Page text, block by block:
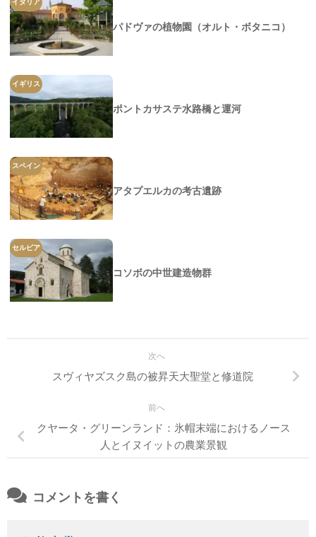
イタリア
パドヴァの植物園（オルト・ボタニコ）
イギリス
ポントカサステ水路橋と運河
スペイン
アタプエルカの考古遺跡
セルビア
コソボの中世建造物群
次へ
スヴィヤズスク島の被昇天大聖堂と修道院
前へ
クヤータ・グリーンランド：氷帽末端におけるノース
人とイヌイットの農業景観
コメントを書く